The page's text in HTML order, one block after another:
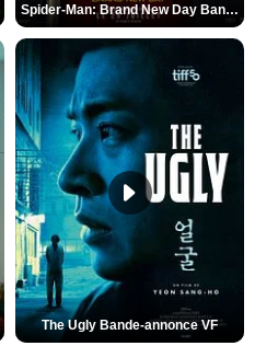
Spider-Man: Brand New Day Bande-annonce (3) VO STFR
The Ugly Bande-annonce VF